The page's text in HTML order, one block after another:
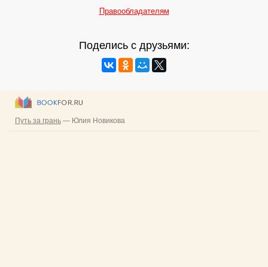
Правообладателям
Поделись с друзьями: